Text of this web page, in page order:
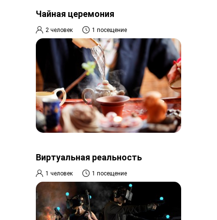
Чайная церемония
2 человек 1 посещение
Виртуальная реальность
1 человек 1 посещение